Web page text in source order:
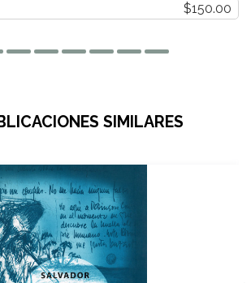
$150.00
SIMILARES